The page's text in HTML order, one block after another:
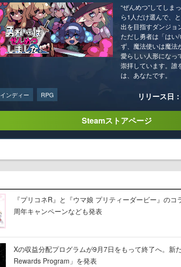
“ぜんめつ”してしま
ら1人だけ選んで、
出を目指すダンジョ
ただし勇者は「はい
ず、魔法使いは魔法
愛らしい人形にな
崇拝しています。誰
は、あなたです。
インディー RPG リリース日
Steamストアページ
『プリコネR』と『ウマ娘 プリティーダービー』の
周年キャンペーンなども発表
Xの収益分配プログラムが9月7日をもって終了へ。新
Rewards Program」を発表